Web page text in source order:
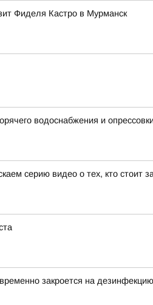
Фиделя Кастро в Мурманск
водоснабжения и
серию видео о тех, кто стоит
закроется на дезинфекцию